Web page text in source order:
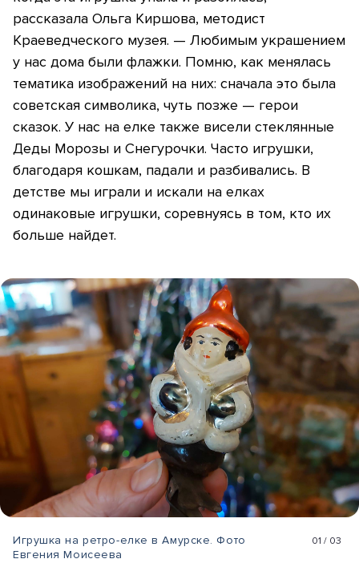
рассказала Ольга Киршова, методист
Краеведческого музея. — Любимым украшением
у нас дома были флажки. Помню, как менялась
тематика изображений на них: сначала это была
советская символика, чуть позже — герои
сказок. У нас на елке также висели стеклянные
Деды Морозы и Снегурочки. Часто игрушки,
благодаря кошкам, падали и разбивались. В
детстве мы играли и искали на елках
одинаковые игрушки, соревнуясь в том, кто их
больше найдет.
Игрушка на ретро-елке в Амурске. Фото
Евгения Моисеева
01 / 03